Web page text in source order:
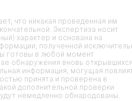
что никакая проведенная им
Экспертиза носит
характер и основана на
полученной
готовы в любой момент
обнаружения вновь
информация, могущая
принята и проверена в
дополнительной проверки
немедленно обнародованы.